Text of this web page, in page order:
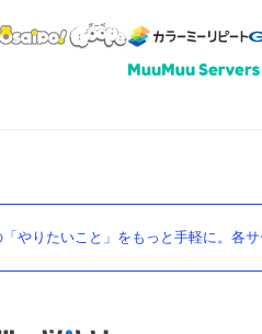
やりたいこと」をもっと手軽に。各